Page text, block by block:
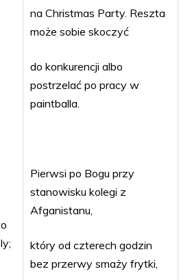
na Christmas Party. Reszta
może sobie skoczyć
do konkurencji albo
postrzelać po pracy w
paintballa.
Pierwsi po Bogu przy
stanowisku kolegi z
Afganistanu,
który od czterech godzin
bez przerwy smaży frytki,